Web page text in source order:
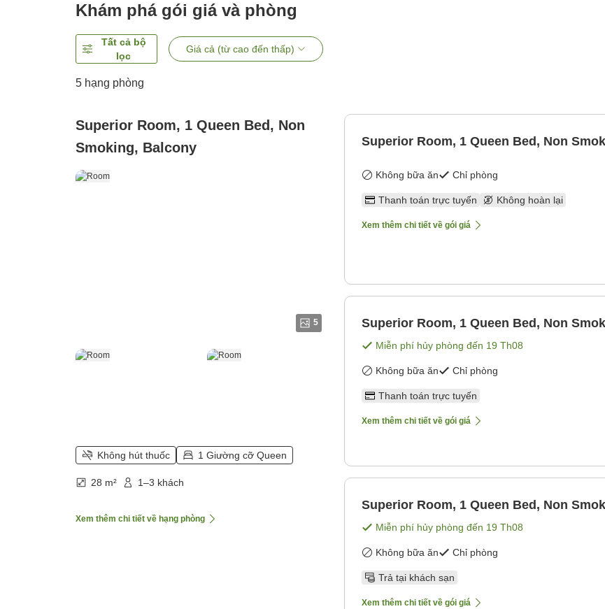
Khám phá gói giá và phòng
Tất cả bộ
lọc
Giá cả (từ cao đến thấp)
5 hạng phòng
Superior Room, 1 Queen Bed, Non
Smoking, Balcony
5
Không hút thuốc 1 Giường cỡ Queen
28 m² 1–3 khách
Xem thêm chi tiết về hạng phòng
Superior Room, 1 Queen Bed, Non
Không bữa ăn Chỉ phòng
Thanh toán trực tuyến Không hoàn lại
Xem thêm chi tiết về gói giá
Superior Room, 1 Queen Bed, Non
Miễn phí hủy phòng đến 19 Th08
Không bữa ăn Chỉ phòng
Thanh toán trực tuyến
Xem thêm chi tiết về gói giá
Superior Room, 1 Queen Bed, Non
Miễn phí hủy phòng đến 19 Th08
Không bữa ăn Chỉ phòng
Trả tại khách sạn
Xem thêm chi tiết về gói giá